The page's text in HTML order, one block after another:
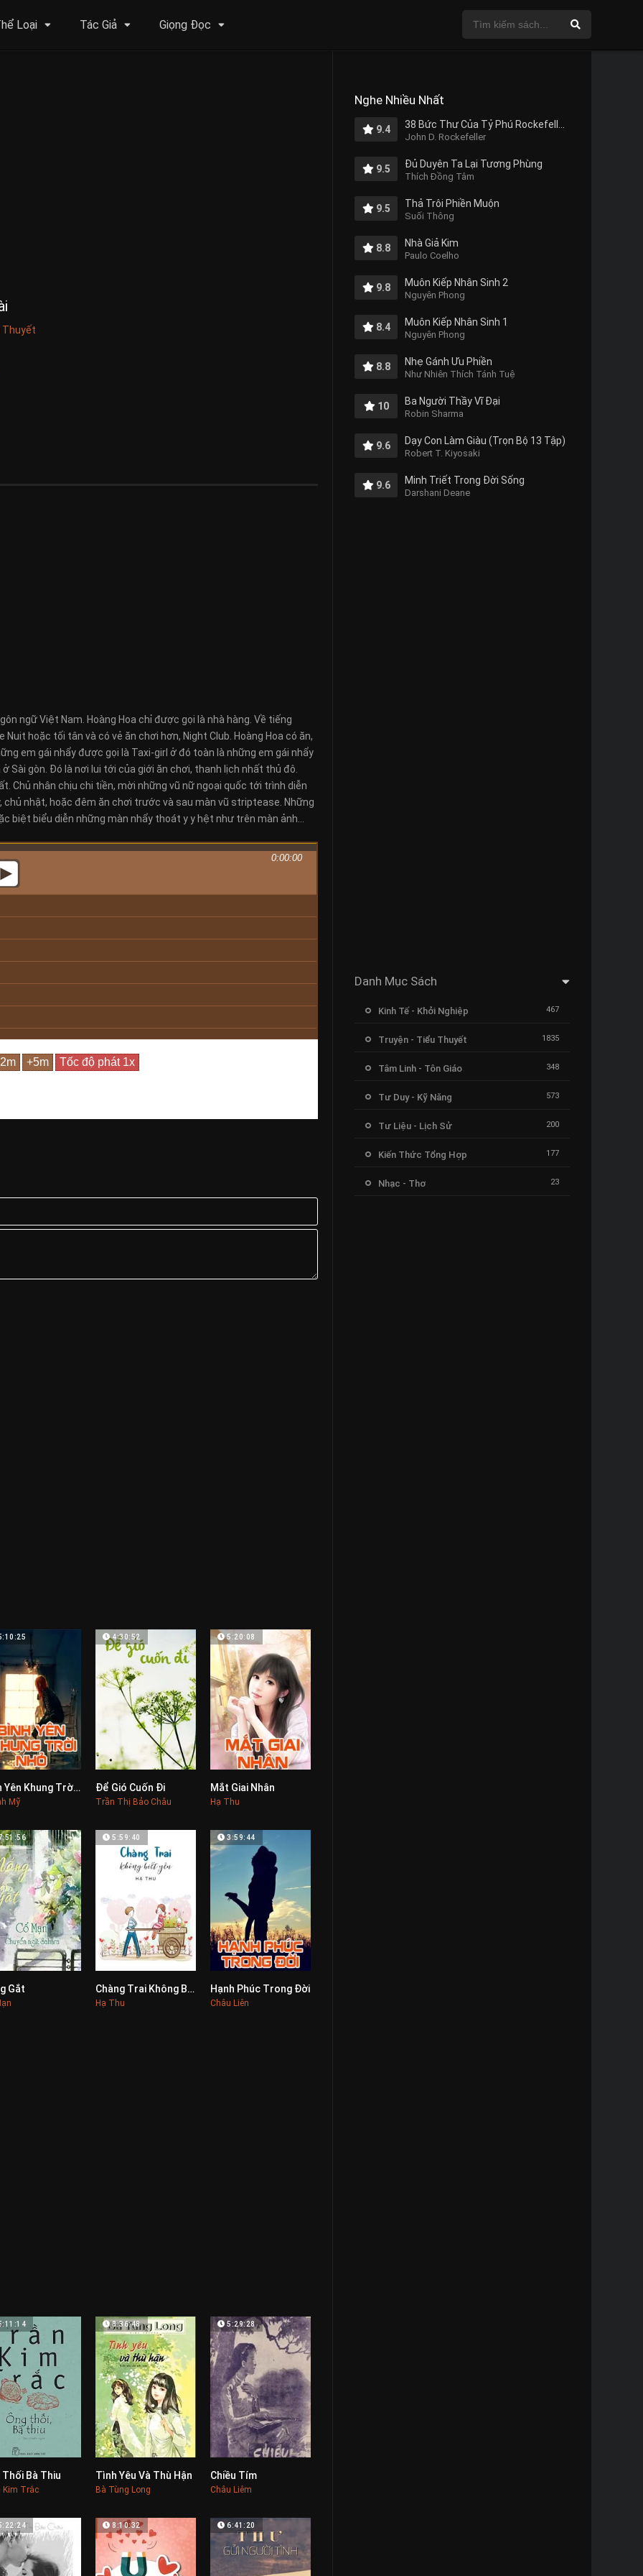
Loại Tác Giả Giọng Đọc
Thuyết
ngữ Việt Nam. Hoàng Hoa chỉ được gọi là nhà hàng. Về tiếng
hoặc tối tân và có vẻ ăn chơi hơn, Night Club. Hoàng Hoa có ăn,
em gái nhẩy được gọi là Taxi-girl ở đó toàn là những em gái nhẩy
Sài gòn. Đó là nơi lui tới của giới ăn chơi, thanh lịch nhất thủ đô.
Chủ nhân chịu chi tiền, mời những vũ nữ ngoại quốc tới trình diễn
chủ nhật, hoặc đêm ăn chơi trước và sau màn vũ striptease. Những
biệt biểu diễn những màn nhẩy thoát y y hệt như trên màn ảnh…
0:00:00
0Bình Yên Khung Trời Nhỏ
Mỹ
4:30:52
Để Gió Cuốn Đi
Trần Thị Bảo Châu
5:20:08
Mắt Giai Nhân
Hạ Thu
Gắt 0
5:59:40
Chàng Trai Không Biết Yêu
Hạ Thu
0
3:59:44
Hạnh Phúc Trong Đời
Châu Liên
Thối Bà Thiu
Kim Trắc
0
8:36:48
Tình Yêu Và Thù Hận
Bà Tùng Long
5:29:28
Chiều Tím
Châu Liêm
8:10:32 6:41:20
Nghe Nhiều Nhất
9.4
John D. Rockefeller
9.5 Đủ Duyên Ta Lại Tương Phùng
Thích Đồng Tâm
9.5 Thả Trôi Phiền Muộn
Suối Thông
8.8 Nhà Giả Kim
Paulo Coelho
9.8 Muôn Kiếp Nhân Sinh 2
Nguyên Phong
8.4 Muôn Kiếp Nhân Sinh 1
Nguyên Phong
8.8 Nhẹ Gánh Ưu Phiền
Như Nhiên Thích Tánh Tuệ
10 Ba Người Thầy Vĩ Đại
Robin Sharma
9.6 Dạy Con Làm Giàu (Trọn Bộ 13 Tập)
Robert T. Kiyosaki
9.6 Minh Triết Trong Đời Sống
Darshani Deane
Danh Mục Sách
Kinh Tế - Khởi Nghiệp 467
Truyện - Tiểu Thuyết 1835
Tâm Linh - Tôn Giáo 348
Tư Duy - Kỹ Năng 573
Tư Liệu - Lịch Sử 200
Kiến Thức Tổng Hợp 177
Nhạc - Thơ 23